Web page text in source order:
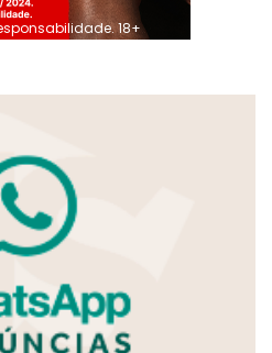
18+